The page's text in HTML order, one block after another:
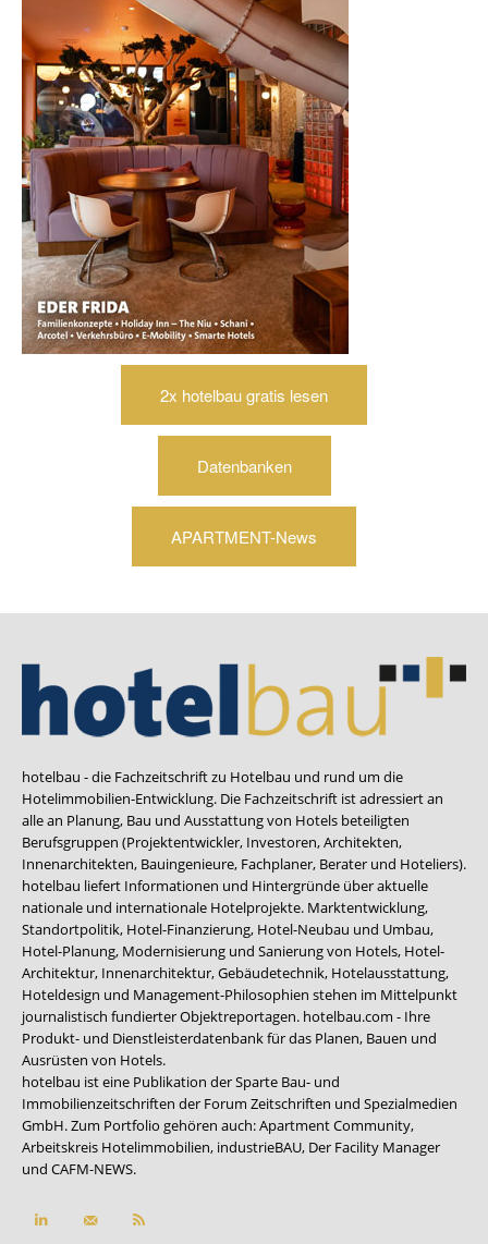
2x hotelbau gratis lesen
Datenbanken
APARTMENT-News
hotelbau - die Fachzeitschrift zu Hotelbau und rund um die
Hotelimmobilien-Entwicklung. Die Fachzeitschrift ist adressiert an
alle an Planung, Bau und Ausstattung von Hotels beteiligten
Berufsgruppen (Projektentwickler, Investoren, Architekten,
Innenarchitekten, Bauingenieure, Fachplaner, Berater und Hoteliers).
hotelbau liefert Informationen und Hintergründe über aktuelle
nationale und internationale Hotelprojekte. Marktentwicklung,
Standortpolitik, Hotel-Finanzierung, Hotel-Neubau und Umbau,
Hotel-Planung, Modernisierung und Sanierung von Hotels, Hotel-
Architektur, Innenarchitektur, Gebäudetechnik, Hotelausstattung,
Hoteldesign und Management-Philosophien stehen im Mittelpunkt
journalistisch fundierter Objektreportagen. hotelbau.com - Ihre
Produkt- und Dienstleisterdatenbank für das Planen, Bauen und
Ausrüsten von Hotels.
hotelbau ist eine Publikation der Sparte Bau- und
Immobilienzeitschriften der Forum Zeitschriften und Spezialmedien
GmbH. Zum Portfolio gehören auch:Apartment Community,
Arbeitskreis Hotelimmobilien, industrieBAU, Der Facility Manager
und CAFM-NEWS.